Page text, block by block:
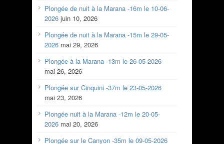
Plongée de nuit à la Marana -16m le 10-06-
2026 juin 10, 2026
Plongée de nuit à la Marana -15m le 29-05-
2026 mai 29, 2026
Plongée à la Marana -13m le 26-05-2026
mai 26, 2026
Plongée sur Cinquini -37m le 23-05-2026
mai 23, 2026
Plongée nuit à la Marana -12m le 20-05-
2026 mai 20, 2026
Plongée sur le Canyon -35m le 09-05-2026